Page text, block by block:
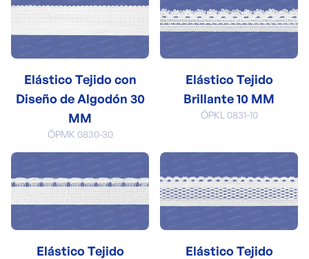
Elástico Tejido con
Diseño de Algodón 30
MM
ÖPMK 0830-30
Elástico Tejido
Brillante 10 MM
ÖPKL 0831-10
Elástico Tejido
Elástico Tejido